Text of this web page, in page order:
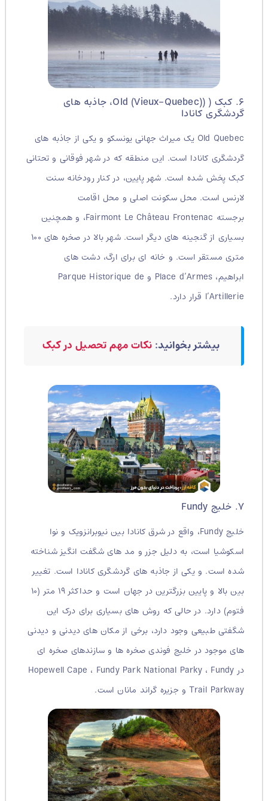
۶. کبک ( (Old (Vieux-Quebec)، جاذبه های
گردشگری کانادا
Old Quebec یک میراث جهانی یونسکو و یکی از جاذبه های
گردشگری کانادا است. این منطقه که در شهر فوقانی و تحتانی
کبک پخش شده است. شهر پایین، در کنار رودخانه سنت
لارنس است. محل سکونت اصلی و محل اقامت
برجسته Fairmont Le Château Frontenac، و همچنین
بسیاری از گنجینه های دیگر است. شهر بالا در صخره های ۱۰۰
متری مستقر است. و خانه ای برای ارگ، دشت های
ابراهیم، Place d’Armes و Parque Historique de
l’Artillerie قرار دارد.
بیشتر بخوانید:نکات مهم تحصیل در کبک
خلیج Fundy، واقع در شرق کانادا بین نیوبرانزویک و نوا
اسکوشیا است، به دلیل جزر و مد های شگفت انگیز شناخته
شده است. و یکی از جاذبه های گردشگری کانادا است. تغییر
بین بالا و پایین بزرگترین در جهان است و حداکثر ۱۹ متر (۱۰
فتوم) دارد. در حالی که روش های بسیاری برای درک این
شگفتی طبیعی وجود دارد، برخی از مکان های دیدنی و دیدنی
های موجود در خلیج فوندی صخره ها و سازندهای صخره ای
در Hopewell Cape ، Fundy Park National Parky ، Fundy
Trail Parkway و جزیره گراند مانان است.